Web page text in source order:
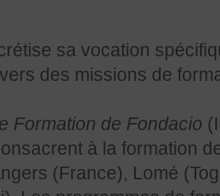
sa vocation
des missions de
Formation de Fondacio
à la formation
(France), Lomé